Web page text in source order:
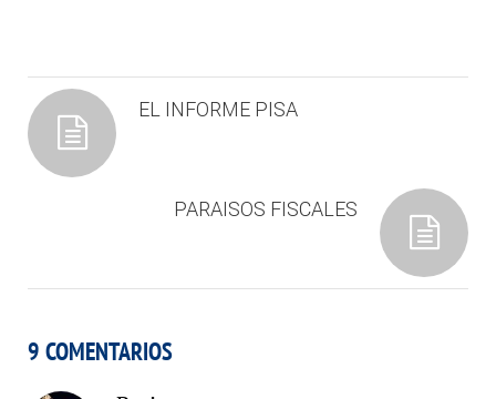
EL INFORME PISA
PARAISOS FISCALES
9 COMENTARIOS